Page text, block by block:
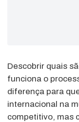
Descobrir quais
funciona o
diferença para
internacional na
competitivo, mas